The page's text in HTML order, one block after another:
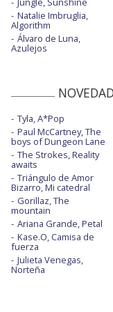
Natalie Imbruglia,
Algorithm
Álvaro de Luna,
Azulejos
Tyla, A*Pop
Paul McCartney, The
boys of Dungeon Lane
The Strokes, Reality
awaits
Triángulo de Amor
Bizarro, Mi catedral
Gorillaz, The
mountain
Ariana Grande, Petal
Kase.O, Camisa de
fuerza
Julieta Venegas,
Norteña